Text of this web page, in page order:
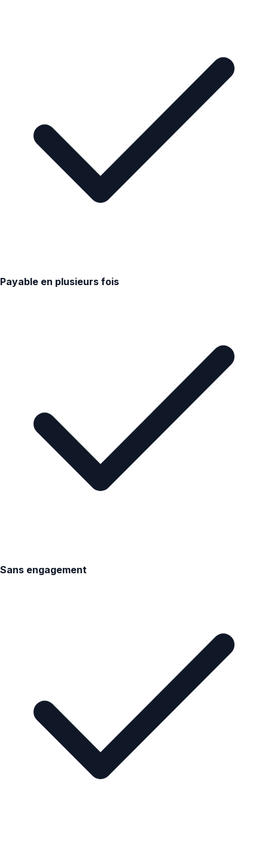
Payable en plusieurs fois
Sans engagement